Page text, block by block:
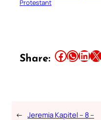
Protestant
Share: Share this article on Facebook Share this article on WhatsApp Share this article on LinkedIn Share this article on X
← Jeremia Kapitel – 8 –